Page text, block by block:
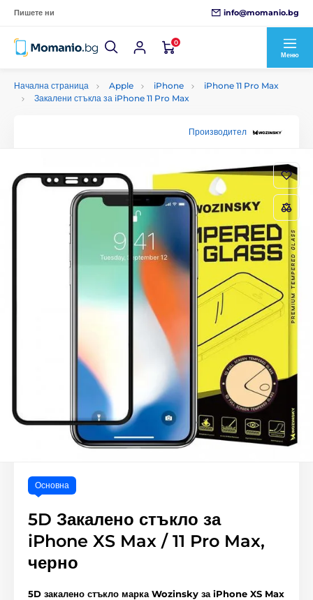
Пишете ни info@momanio.bg
0
Меню
Начална страница Apple iPhone
iPhone 11 Pro Max
Закалени стъкла за iPhone 11 Pro Max
Производител
Основна
5D Закалено стъкло за
iPhone XS Max / 11 Pro Max,
черно
5D закалено стъкло марка Wozinsky за iPhone XS Max